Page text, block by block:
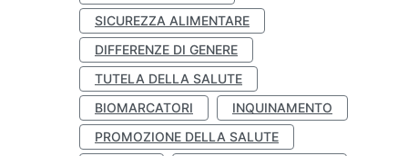
SICUREZZA ALIMENTARE
DIFFERENZE DI GENERE
TUTELA DELLA SALUTE
BIOMARCATORI
INQUINAMENTO
PROMOZIONE DELLA SALUTE